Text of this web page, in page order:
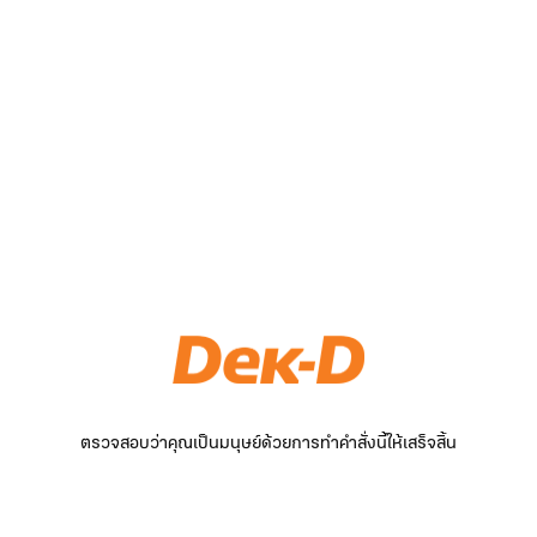
ตรวจสอบว่าคุณเป็นมนุษย์ด้วยการทำคำสั่งนี้ให้เสร็จสิ้น